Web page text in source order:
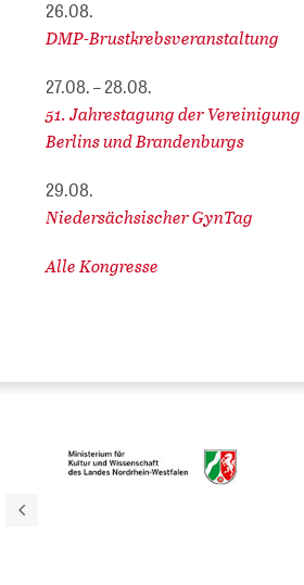
26.08.
DMP-Brustkrebsveranstaltung
27.08. – 28.08.
51. Jahrestagung der
Berlins und Brandenburgs
29.08.
Niedersächsischer GynTag
Alle Kongresse